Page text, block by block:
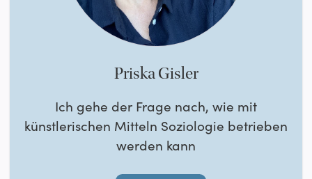
Priska Gisler
Ich gehe der Frage nach, wie mit
künstlerischen Mitteln Soziologie betrieben
werden kann